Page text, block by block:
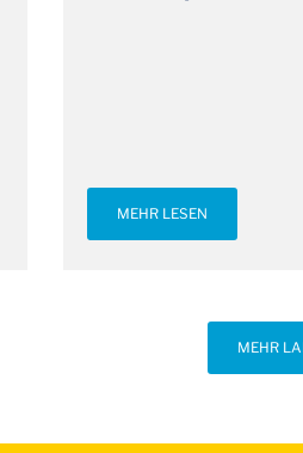
MEHR LESEN
MEHR